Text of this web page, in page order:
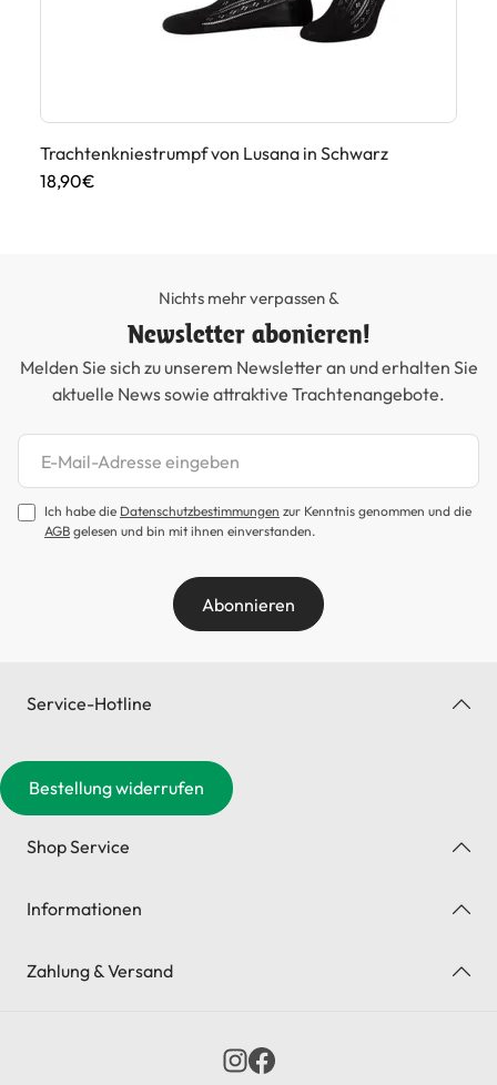
Trachtenkniestrumpf von Lusana in Schwarz
18,90€
Nichts mehr verpassen &
Newsletter abonieren!
Melden Sie sich zu unserem Newsletter an und erhalten Sie
aktuelle News sowie attraktive Trachtenangebote.
Newsletter abonnieren
Ich habe die Datenschutzbestimmungen zur Kenntnis genommen und die
AGB gelesen und bin mit ihnen einverstanden.
Abonnieren
Service-Hotline
Bestellung widerrufen
Shop Service
Informationen
Zahlung & Versand